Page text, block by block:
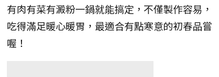
有肉有菜有澱粉一鍋就能搞定，不僅製作容易，
吃得滿足暖心暖胃，最適合有點寒意的初春品嘗
喔！